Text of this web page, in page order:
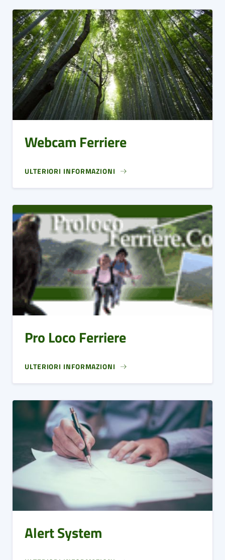
Webcam Ferriere
ULTERIORI INFORMAZIONI
Pro Loco Ferriere
ULTERIORI INFORMAZIONI
Alert System